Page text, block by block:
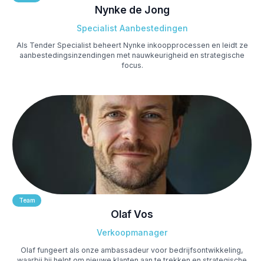
Nynke de Jong
Specialist Aanbestedingen
Als Tender Specialist beheert Nynke inkoopprocessen en leidt ze
aanbestedingsinzendingen met nauwkeurigheid en strategische
focus.
Team
Olaf Vos
Verkoopmanager
Olaf fungeert als onze ambassadeur voor bedrijfsontwikkeling,